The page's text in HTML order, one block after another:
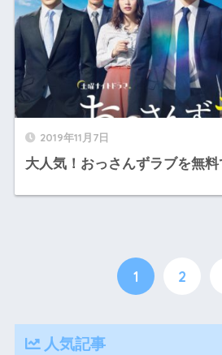
2019年11月7日
大人気！おっさんずラブを無
1 2
人気記事